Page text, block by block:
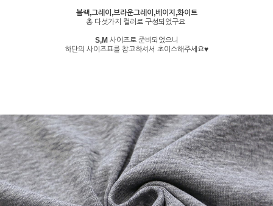
블랙,그레이,브라운그레이,베이지,화이트
총 다섯가지 컬러로 구성되었구요
S,M 사이즈로 준비되었으니
하단의 사이즈표를 참고하셔서 초이스해주세요♥